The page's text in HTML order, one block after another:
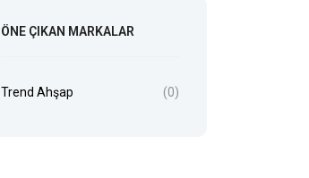
ÖNE ÇIKAN MARKALAR
Trend Ahşap (0)